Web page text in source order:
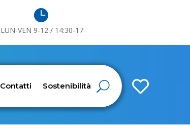

LUN-VEN 9-12 / 14:30-17

Contatti Sostenibilità